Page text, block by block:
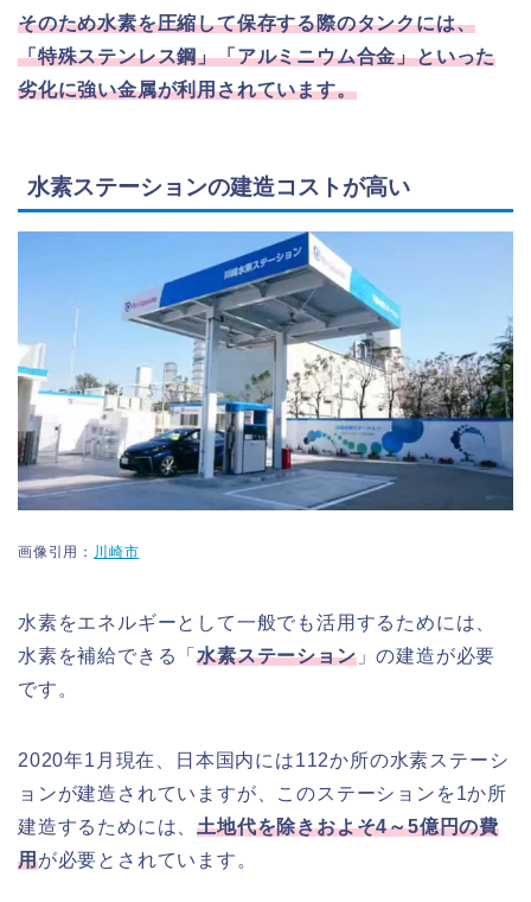
そのため水素を圧縮して保存する際のタンクには、
「特殊ステンレス鋼」「アルミニウム合金」といった
劣化に強い金属が利用されています。
水素ステーションの建造コストが高い
画像引用： 川崎市
水素をエネルギーとして一般でも活用するためには、
水素を補給できる「水素ステーション」の建造が必要
です。
2020年1月現在、日本国内には112か所の水素ステーシ
ョンが建造されていますが、このステーションを1か所
建造するためには、土地代を除きおよそ4～5億円の費
用が必要とされています。